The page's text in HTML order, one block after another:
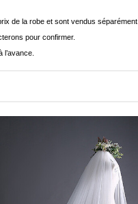
de la robe et sont vendus séparément.
pour confirmer.